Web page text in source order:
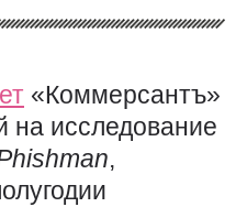
«Коммерсантъ»
на исследование
,